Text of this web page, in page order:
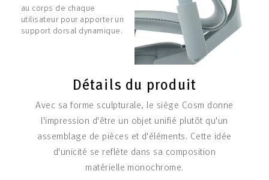
au corps de chaque
utilisateur pour apporter un
support dorsal dynamique.
Détails du produit
Avec sa forme sculpturale, le siège Cosm donne
l'impression d'être un objet unifié plutôt qu'un
assemblage de pièces et d'éléments. Cette idée
d'unicité se reflète dans sa composition
matérielle monochrome.